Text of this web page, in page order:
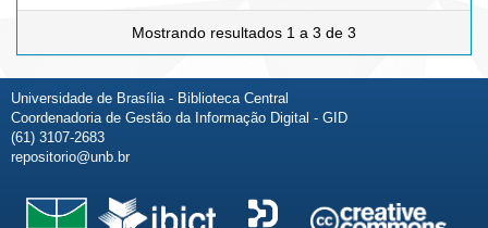
Mostrando resultados 1 a 3 de 3
Universidade de Brasília - Biblioteca Central
Coordenadoria de Gestão da Informação Digital - GID
(61) 3107-2683
repositorio@unb.br